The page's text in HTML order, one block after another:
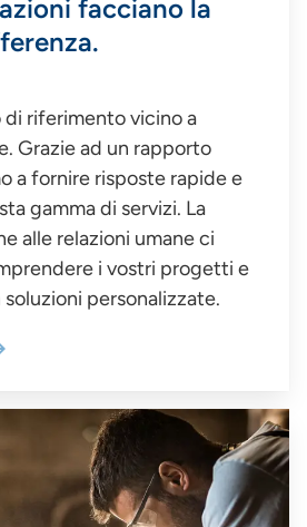
facciano la
di riferimento vicino a
Grazie ad un rapporto
a fornire risposte rapide e
gamma di servizi. La
alle relazioni umane ci
i vostri progetti e
personalizzate.